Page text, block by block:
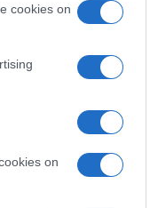
cookies on
on